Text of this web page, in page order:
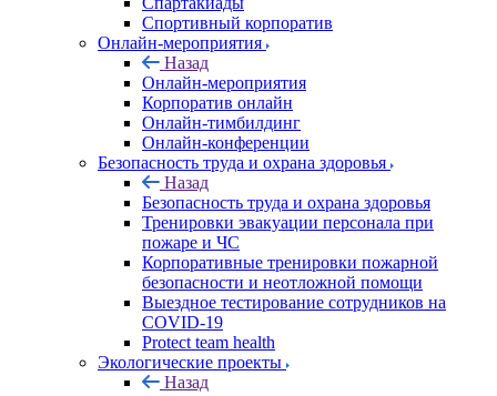
Спортивный корпоратив
Онлайн-мероприятия
Назад
Онлайн-мероприятия
Корпоратив онлайн
Онлайн-тимбилдинг
Онлайн-конференции
Безопасность труда и охрана здоровья
Назад
Безопасность труда и охрана здоровья
Тренировки эвакуации персонала при
пожаре и ЧС
Корпоративные тренировки пожарной
безопасности и неотложной помощи
Выездное тестирование сотрудников на
COVID-19
Protect team health
Экологические проекты
Назад